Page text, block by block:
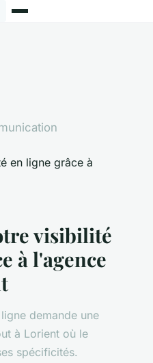
visibilité
à l'agence
demande une
à Lorient où le
spécificités.